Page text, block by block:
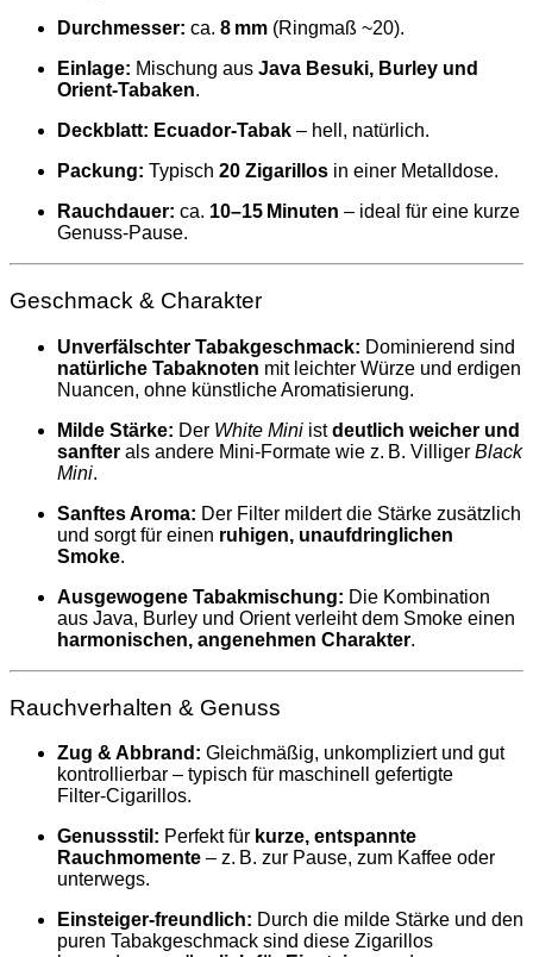
Durchmesser: ca. 8 mm (Ringmaß ~20).
Einlage: Mischung aus Java Besuki, Burley und
Orient‑Tabaken.
Deckblatt: Ecuador‑Tabak – hell, natürlich.
Packung: Typisch 20 Zigarillos in einer Metalldose.
Rauchdauer: ca. 10–15 Minuten – ideal für eine kurze
Genuss‑Pause.
Geschmack & Charakter
Unverfälschter Tabakgeschmack: Dominierend sind
natürliche Tabaknoten mit leichter Würze und erdigen
Nuancen, ohne künstliche Aromatisierung.
Milde Stärke: Der White Mini istdeutlich weicher und
sanfter als andere Mini‑Formate wie z. B. Villiger Black
Mini.
Sanftes Aroma: Der Filter mildert die Stärke zusätzlich
und sorgt für einen ruhigen, unaufdringlichen
Smoke.
Ausgewogene Tabakmischung: Die Kombination
aus Java, Burley und Orient verleiht dem Smoke einen
harmonischen, angenehmen Charakter.
Rauchverhalten & Genuss
Zug & Abbrand: Gleichmäßig, unkompliziert und gut
kontrollierbar – typisch für maschinell gefertigte
Filter‑Cigarillos.
Genussstil: Perfekt für kurze, entspannte
Rauchmomente – z. B. zur Pause, zum Kaffee oder
unterwegs.
Einsteiger‑freundlich: Durch die milde Stärke und den
puren Tabakgeschmack sind diese Zigarillos